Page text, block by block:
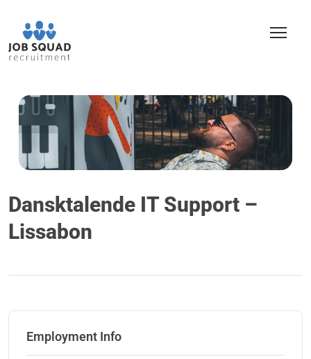
Dansktalende IT Support –
Lissabon
Employment Info